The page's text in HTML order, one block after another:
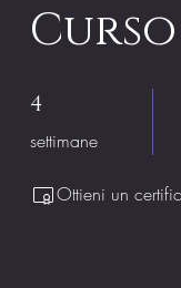
4
settimane
4 settimane
Ottieni un